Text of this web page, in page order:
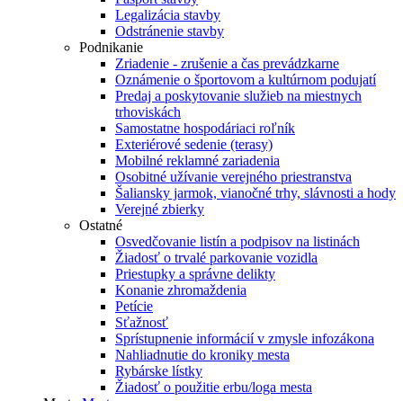
Legalizácia stavby
Odstránenie stavby
Podnikanie
Zriadenie - zrušenie a čas prevádzkarne
Oznámenie o športovom a kultúrnom podujatí
Predaj a poskytovanie služieb na miestnych
trhoviskách
Samostatne hospodáriaci roľník
Exteriérové sedenie (terasy)
Mobilné reklamné zariadenia
Osobitné užívanie verejného priestranstva
Šaliansky jarmok, vianočné trhy, slávnosti a hody
Verejné zbierky
Ostatné
Osvedčovanie listín a podpisov na listinách
Žiadosť o trvalé parkovanie vozidla
Priestupky a správne delikty
Konanie zhromaždenia
Petície
Sťažnosť
Sprístupnenie informácií v zmysle infozákona
Nahliadnutie do kroniky mesta
Rybárske lístky
Žiadosť o použitie erbu/loga mesta